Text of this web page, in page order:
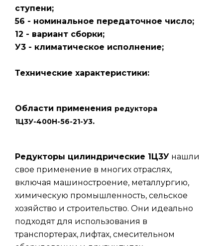
ступени;
56 - номинальное передаточное число;
12 - вариант сборки;
У3 - климатическое исполнение;
Технические характеристики:
Области применения редуктора
1Ц3У-400Н-56-21-У3.
Редукторы цилиндрические 1Ц3У нашли
свое применение в многих отраслях,
включая машиностроение, металлургию,
химическую промышленность, сельское
хозяйство и строительство. Они идеально
подходят для использования в
транспортерах, лифтах, смесительном